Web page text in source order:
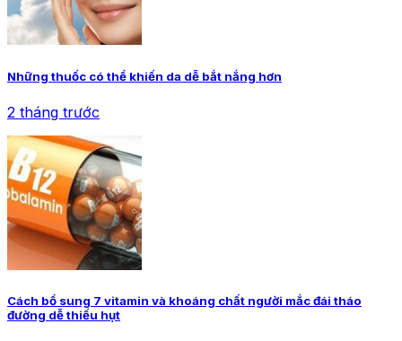
Những thuốc có thể khiến da dễ bắt nắng hơn
2 tháng trước
Cách bổ sung 7 vitamin và khoáng chất người mắc đái tháo
đường dễ thiếu hụt